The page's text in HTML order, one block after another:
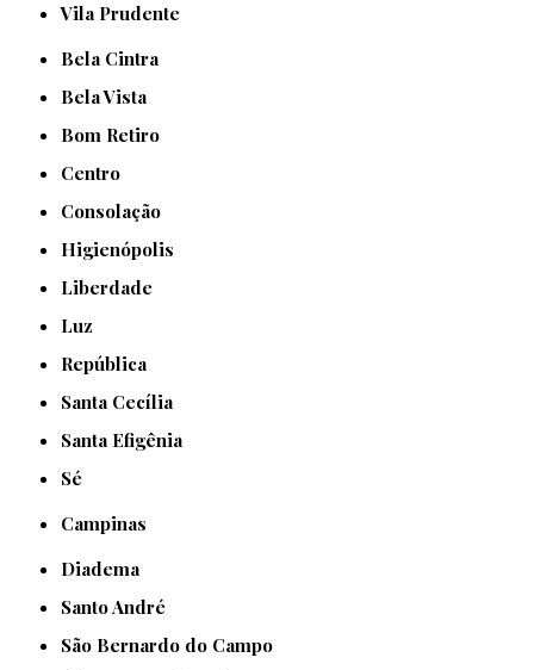
Vila Prudente
Bela Cintra
Bela Vista
Bom Retiro
Centro
Consolação
Higienópolis
Liberdade
Luz
República
Santa Cecília
Santa Efigênia
Sé
Campinas
Diadema
Santo André
São Bernardo do Campo